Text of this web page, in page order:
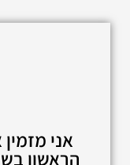
אני
הראשון